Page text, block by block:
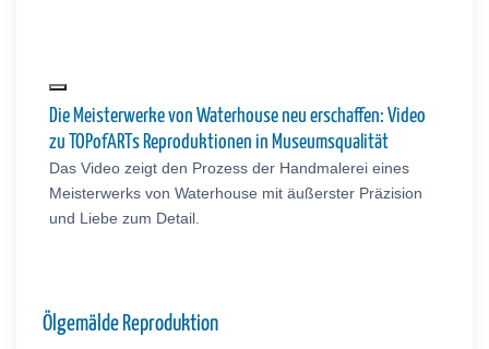
Die Meisterwerke von Waterhouse neu erschaffen: Video
zu TOPofARTs Reproduktionen in Museumsqualität
Das Video zeigt den Prozess der Handmalerei eines
Meisterwerks von Waterhouse mit äußerster Präzision
und Liebe zum Detail.
Ölgemälde Reproduktion